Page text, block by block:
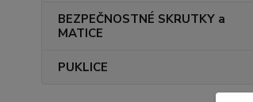
BEZPEČNOSTNÉ SKRUTKY a
MATICE
PUKLICE